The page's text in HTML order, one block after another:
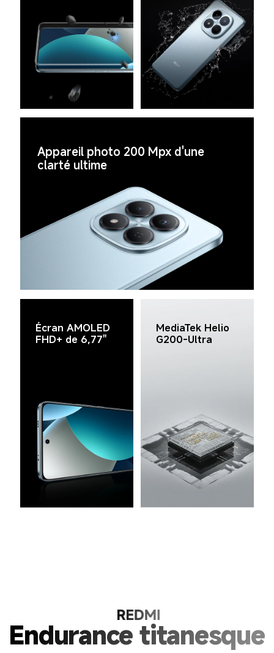
Appareil photo 200 Mpx d'une
clarté ultime
Écran AMOLED
FHD+ de 6,77''
MediaTek Helio
G200-Ultra
Endurance titanesque